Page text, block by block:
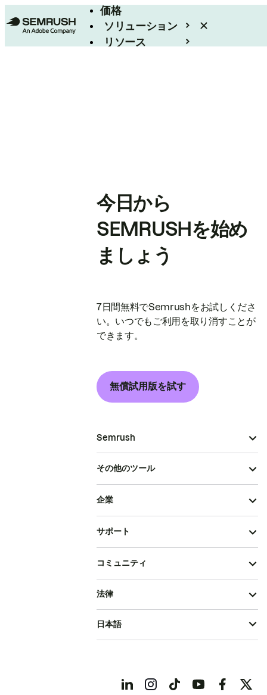
価格
ソリューション
リソース
今日から
SEMRUSHを始め
ましょう
7日間無料でSemrushをお試しくださ
い。いつでもご利用を取り消すことが
できます。
無償試用版を試す
Semrush
その他のツール
企業
サポート
コミュニティ
法律
日本語